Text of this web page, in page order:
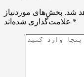
شد. بخش‌های موردنیاز
*